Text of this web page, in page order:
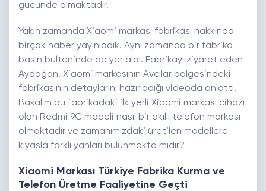
gücünde olmaktadır.
Yakın zamanda Xiaomi markası fabrikası hakkında
birçok haber yayınladık. Aynı zamanda bir fabrika
basın bülteninde de yer aldı. Fabrikayı ziyaret eden
Aydoğan, Xiaomi markasının Avcılar bölgesindeki
fabrikasının detaylarını hazırladığı videoda anlattı.
Bakalım bu fabrikadaki ilk yerli Xiaomi markası cihazı
olan Redmi 9C modeli nasıl bir akıllı telefon markası
olmaktadır ve zamanımızdaki üretilen modellere
kıyasla farklı yanları bulunmakta mıdır?
Xiaomi Markası Türkiye Fabrika Kurma ve
Telefon Üretme Faaliyetine Geçti